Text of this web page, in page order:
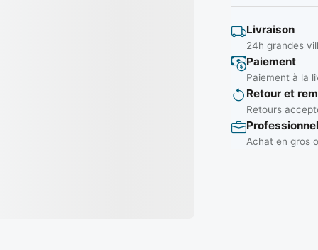
Livraison
24h grandes
Paiement
Paiement à la
Retour et
Retours
Achat en gros